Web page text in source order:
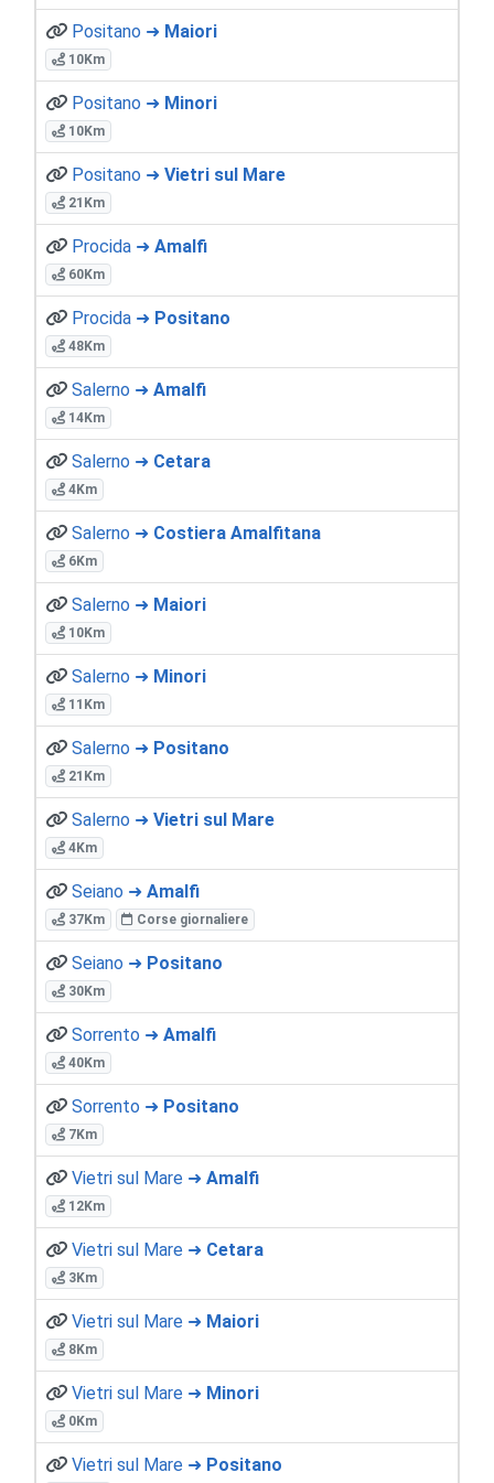
Positano ➜ Maiori
10Km
Positano ➜ Minori
10Km
Positano ➜ Vietri sul Mare
21Km
Procida ➜ Amalfi
60Km
Procida ➜ Positano
48Km
Salerno ➜ Amalfi
14Km
Salerno ➜ Cetara
4Km
Salerno ➜ Costiera Amalfitana
6Km
Salerno ➜ Maiori
10Km
Salerno ➜ Minori
11Km
Salerno ➜ Positano
21Km
Salerno ➜ Vietri sul Mare
4Km
Seiano ➜ Amalfi
37Km Corse giornaliere
Seiano ➜ Positano
30Km
Sorrento ➜ Amalfi
40Km
Sorrento ➜ Positano
7Km
Vietri sul Mare ➜ Amalfi
12Km
Vietri sul Mare ➜ Cetara
3Km
Vietri sul Mare ➜ Maiori
8Km
Vietri sul Mare ➜ Minori
0Km
Vietri sul Mare ➜ Positano